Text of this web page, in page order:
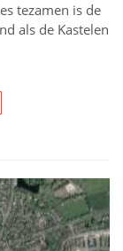
tezamen is de
als de Kastelen